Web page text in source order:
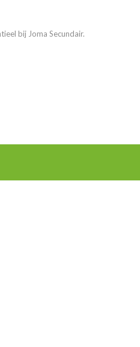
bij Joma Secundair.